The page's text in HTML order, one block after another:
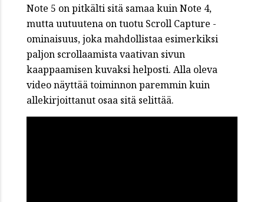
Note 5 on pitkälti sitä samaa kuin Note 4,
mutta uutuutena on tuotu Scroll Capture -
ominaisuus, joka mahdollistaa esimerkiksi
paljon scrollaamista vaativan sivun
kaappaamisen kuvaksi helposti. Alla oleva
video näyttää toiminnon paremmin kuin
allekirjoittanut osaa sitä selittää.